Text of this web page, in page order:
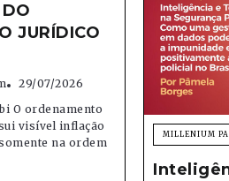
JURÍDICO
29/07/2026
O ordenamento
visível inflação
na ordem
MILLENIUM